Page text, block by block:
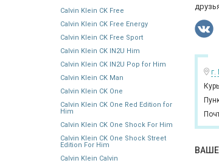
Calvin Klein CK Free
Calvin Klein CK Free Energy
Calvin Klein CK Free Sport
Calvin Klein CK IN2U Him
Calvin Klein CK IN2U Pop for Him
Calvin Klein CK Man
Calvin Klein CK One
Calvin Klein CK One Red Edition for
Him
Calvin Klein CK One Shock For Him
Calvin Klein CK One Shock Street
Edition For Him
Calvin Klein Calvin
г.